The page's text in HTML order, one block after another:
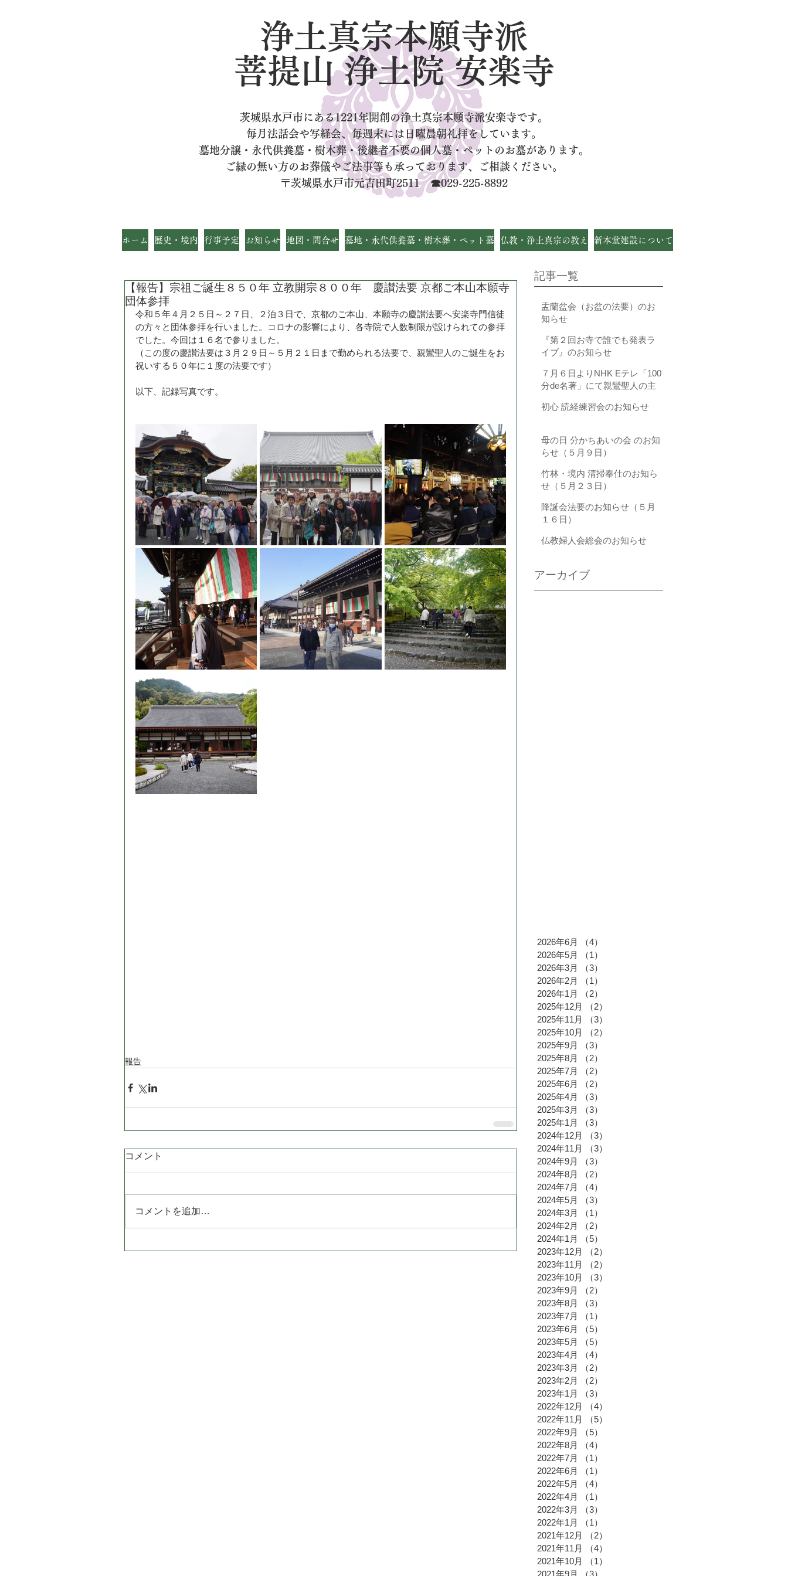
浄土真宗本願寺派
菩提山 浄土院 安楽寺
茨城県水戸市にある1221年開創の浄土真宗本願寺派安楽寺です。
毎月法話会や写経会、毎週末には日曜晨朝礼拝をしています。
墓地分譲・永代供養墓・樹木葬・後継者不要の個人墓・ペットのお墓があります。
ご縁の無い方のお葬儀やご法事等も承っております、ご相談ください。
〒茨城県水戸市元吉田町2511 ☎029-225-8892
ホーム 歴史・境内 行事予定 お知らせ 地図・問合せ 墓地・永代供養墓・樹木葬・ペット墓 仏教・浄土真宗の教え 新本堂建設について
【報告】宗祖ご誕生８５０年 立教開宗８００年 慶讃法要 京都ご本山本願寺
団体参拝
令和５年４月２５日～２７日、２泊３日で、京都のご本山、本願寺の慶讃法要へ安楽寺門信徒
の方々と団体参拝を行いました。コロナの影響により、各寺院で人数制限が設けられての参拝
でした。今回は１６名で参りました。
（この度の慶讃法要は３月２９日～５月２１日まで勤められる法要で、親鸞聖人のご誕生をお
祝いする５０年に１度の法要です）
以下、記録写真です。
報告
コメント
コメントを追加…
記事一覧
盂蘭盆会（お盆の法要）のお
知らせ
『第２回お寺で誰でも発表ラ
イブ』のお知らせ
７月６日よりNHK Eテレ「100
分de名著」にて親鸞聖人の主
ぎょうしんしょう）』が全4回
初心 読経練習会のお知らせ
母の日 分かちあいの会 のお知
らせ（５月９日）
竹林・境内 清掃奉仕のお知ら
せ（５月２３日）
降誕会法要のお知らせ（５月
１６日）
仏教婦人会総会のお知らせ
アーカイブ
2026年6月 （4）
2026年5月
（1）
2026年3月
（3）
2026年2月
（1）
2026年1月
（2）
2025年12月
（2）
2025年11月
（3）
2025年10月
（2）
2025年9月
（3）
2025年8月
（2）
2025年7月
（2）
2025年6月
（2）
2025年4月
（3）
2025年3月
（3）
2025年1月
（3）
2024年12月
（3）
2024年11月
（3）
2024年9月
（3）
2024年8月
（2）
2024年7月
（4）
2024年5月
（3）
2024年3月
（1）
2024年2月
（2）
2024年1月
（5）
2023年12月
（2）
2023年11月
（2）
2023年10月
（3）
2023年9月
（2）
2023年8月
（3）
2023年7月
（1）
2023年6月
（5）
2023年5月
（5）
2023年4月
（4）
2023年3月
（2）
2023年2月
（2）
2023年1月
（3）
2022年12月
（4）
2022年11月
（5）
2022年9月
（5）
2022年8月
（4）
2022年7月
（1）
2022年6月
（1）
2022年5月
（4）
2022年4月
（1）
2022年3月
（3）
2022年1月
（1）
2021年12月
（2）
2021年11月
（4）
2021年10月
（1）
2021年9月
（3）